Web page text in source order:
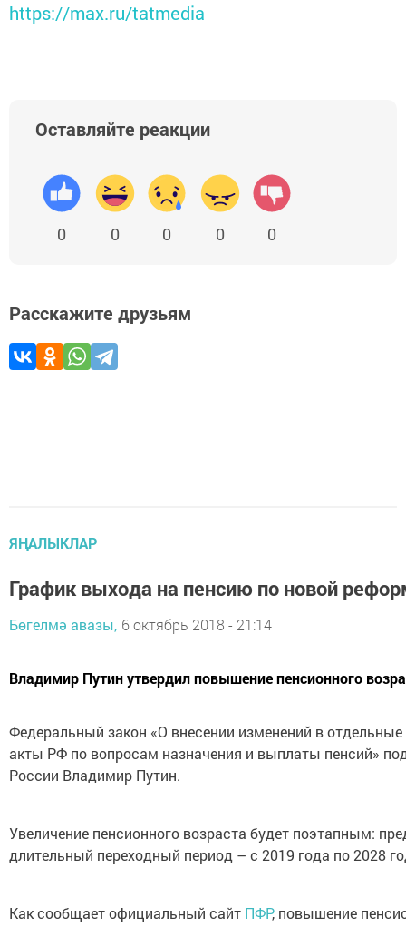
https://max.ru/tatmedia
Оставляйте реакции
0 0 0 0 0
Расскажите друзьям
ЯҢАЛЫКЛАР
График выхода на пенсию по новой
Бөгелмә авазы, 6 октябрь 2018 - 21:14
Владимир Путин утвердил повышение пенсионного
Федеральный закон «О внесении изменений в
акты РФ по вопросам назначения и выплаты пенсий»
России Владимир Путин.
Увеличение пенсионного возраста будет поэтапным:
длительный переходный период – с 2019 года по 2028
Как сообщает официальный сайт ПФР, повышение